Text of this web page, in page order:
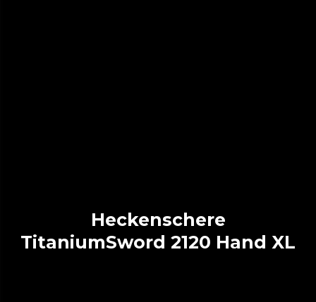
Heckenschere
TitaniumSword 2120 Hand XL